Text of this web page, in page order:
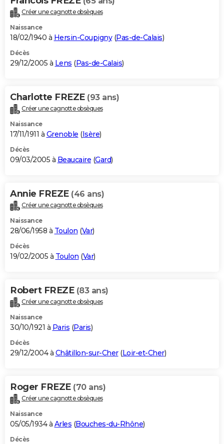
Créer une cagnotte obsèques
Naissance
18/02/1940 à Hersin-Coupigny(Pas-de-Calais)
Décès
29/12/2005 à Lens (Pas-de-Calais)
Charlotte FREZE (93 ans)
Créer une cagnotte obsèques
Naissance
17/11/1911 à Grenoble (Isère)
Décès
09/03/2005 à Beaucaire (Gard)
Annie FREZE (46 ans)
Créer une cagnotte obsèques
Naissance
28/06/1958 à Toulon (Var)
Décès
19/02/2005 à Toulon (Var)
Robert FREZE (83 ans)
Créer une cagnotte obsèques
Naissance
30/10/1921 à Paris (Paris)
Décès
29/12/2004 à Châtillon-sur-Cher(Loir-et-Cher)
Roger FREZE (70 ans)
Créer une cagnotte obsèques
Naissance
05/05/1934 à Arles (Bouches-du-Rhône)
Décès